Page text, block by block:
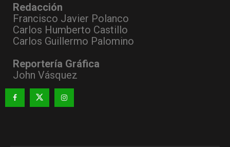
Redacción
Francisco Javier Polanco
Carlos Humberto Castillo
Carlos Guillermo Palomino
Reportería Gráfica
John Vásquez